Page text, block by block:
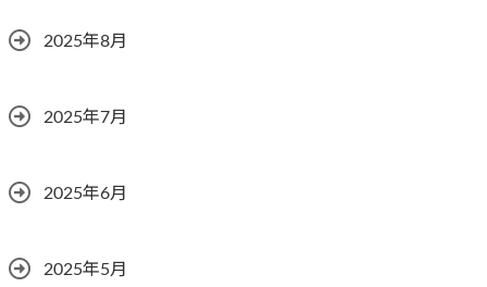
2025年8月
2025年7月
2025年6月
2025年5月